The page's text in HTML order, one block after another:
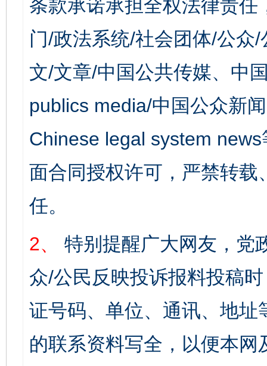
条款承诺承担全权法律责
门/政法系统/社会团体/公众
文/文章/中国公共传媒、中
publics media/中国公众新
Chinese legal system
面合同授权许可，严禁转
任。
2、
特别提醒广大网友，党
众/公民反映投诉报料投稿
证号码、单位、通讯、地
的联系资料写全，以便本